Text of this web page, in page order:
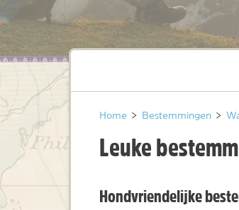
Home > Bestemmingen >
Leuke
Hondvriendelijke